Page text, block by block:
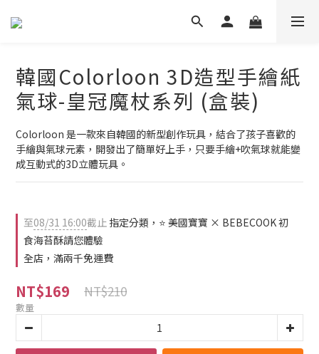
韓國Colorloon 3D造型手繪紙
氣球-皇冠魔杖系列 (盒裝)
Colorloon 是一款來自韓國的新型創作玩具，結合了孩子喜歡的
手繪與氣球元素，開發出了簡單好上手，只要手繪+吹氣球就能變
成互動式的3D立體玩具。
至08/31 16:00截止 指定分類，⭐ 美國寶寶 × BEBECOOK 初
食海苔酥請您體驗
全店，滿兩千免運費
NT$169 NT$210
數量